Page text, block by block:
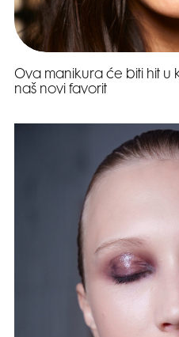
Ova manikura će biti hit u
naš novi favorit